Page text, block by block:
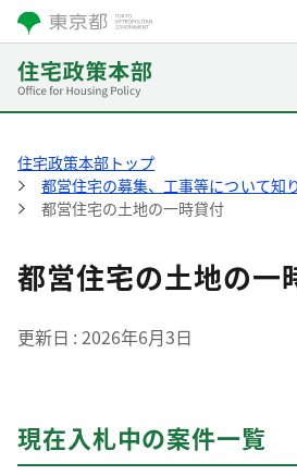
住宅政策本部トップ
都営住宅の募集、工事等について知
都営住宅の土地の一時貸付
都営住宅の土地の一
更新日 2026年6月3日
現在入札中の案件一覧